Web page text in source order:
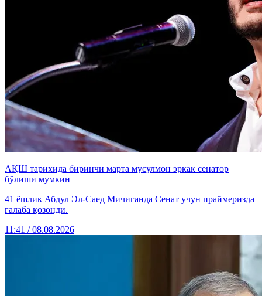
АҚШ тарихида биринчи марта мусулмон эркак сенатор
бўлиши мумкин
41 ёшлик Абдул Эл-Саед Мичиганда Сенат учун праймеризда
ғалаба қозонди.
11:41 / 08.08.2026